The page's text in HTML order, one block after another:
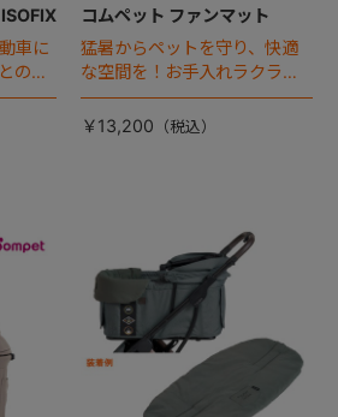
車に
の車
！
コムペット ファンマット
猛暑からペットを守り、快適
な空間を！お手入れラクラク
な「ファンマット」が登場！
￥13,200